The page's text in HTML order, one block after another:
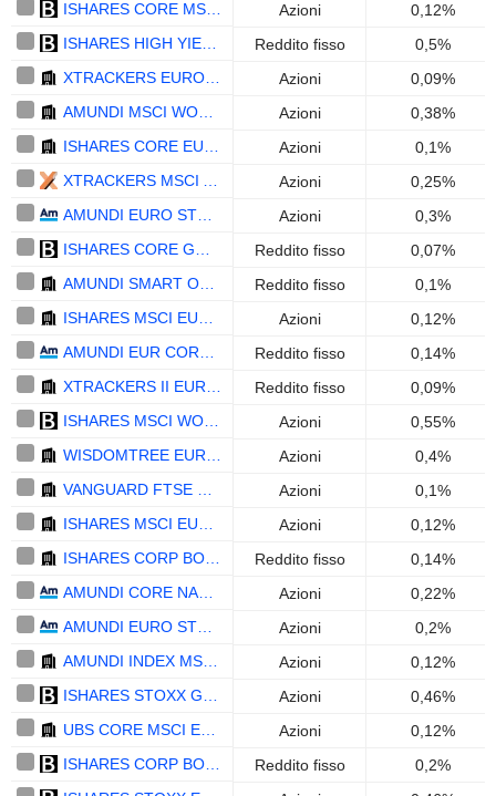
Azioni
0,12%
Reddito fisso
0,5%
Azioni
0,09%
Azioni
0,38%
Azioni
0,1%
Azioni
0,25%
Azioni
0,3%
Reddito fisso
0,07%
Reddito fisso
0,1%
Azioni
0,12%
Reddito fisso
0,14%
Reddito fisso
0,09%
Azioni
0,55%
Azioni
0,4%
Azioni
0,1%
Azioni
0,12%
Reddito fisso
0,14%
Azioni
0,22%
Azioni
0,2%
Azioni
0,12%
Azioni
0,46%
Azioni
0,12%
Reddito fisso
0,2%